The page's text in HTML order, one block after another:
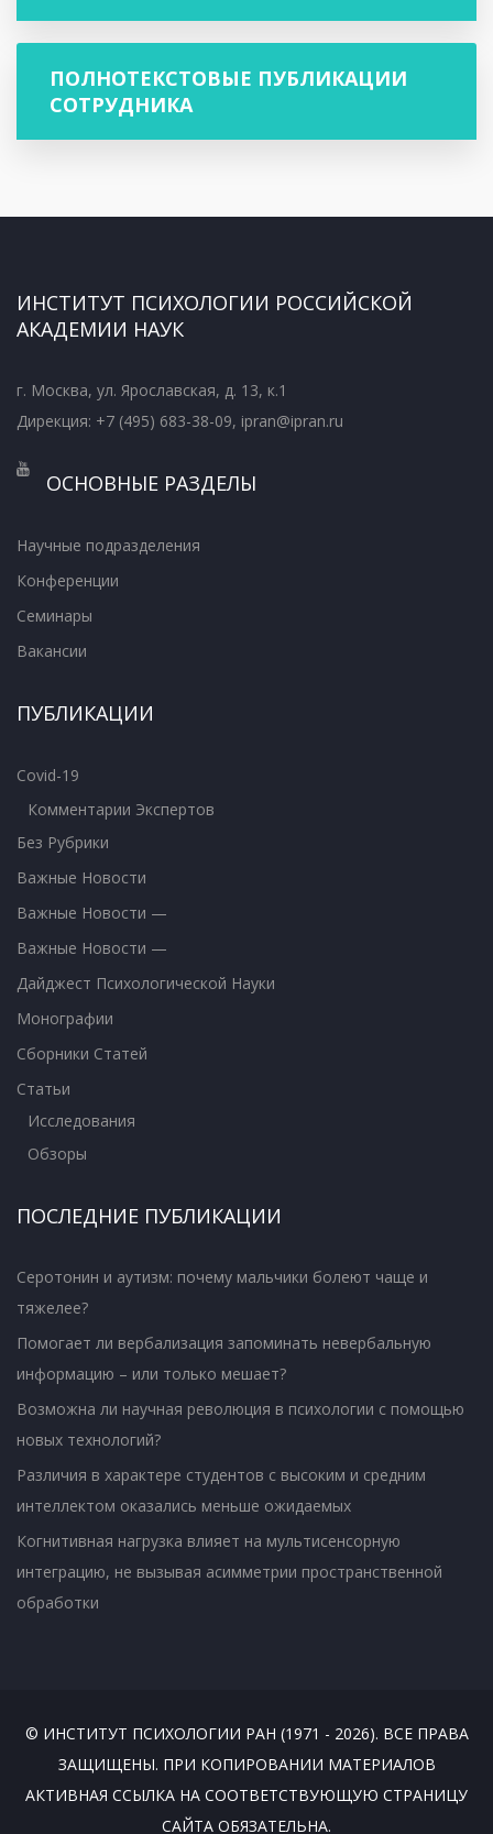
ПОЛНОТЕКСТОВЫЕ ПУБЛИКАЦИИ
СОТРУДНИКА
ИНСТИТУТ ПСИХОЛОГИИ РОССИЙСКОЙ
АКАДЕМИИ НАУК
г. Москва, ул. Ярославская, д. 13, к.1
Дирекция: +7 (495) 683-38-09, ipran@ipran.ru
ОСНОВНЫЕ РАЗДЕЛЫ
Научные подразделения
Конференции
Семинары
Вакансии
ПУБЛИКАЦИИ
Covid-19
Комментарии Экспертов
Без Рубрики
Важные Новости
Важные Новости —
Важные Новости —
Дайджест Психологической Науки
Монографии
Сборники Статей
Статьи
Исследования
Обзоры
ПОСЛЕДНИЕ ПУБЛИКАЦИИ
Серотонин и аутизм: почему мальчики болеют чаще и
тяжелее?
Помогает ли вербализация запоминать невербальную
информацию – или только мешает?
Возможна ли научная революция в психологии с помощью
новых технологий?
Различия в характере студентов с высоким и средним
интеллектом оказались меньше ожидаемых
Когнитивная нагрузка влияет на мультисенсорную
интеграцию, не вызывая асимметрии пространственной
обработки
© ИНСТИТУТ ПСИХОЛОГИИ РАН (1971 - 2026). ВСЕ ПРАВА
ЗАЩИЩЕНЫ. ПРИ КОПИРОВАНИИ МАТЕРИАЛОВ
АКТИВНАЯ ССЫЛКА НА СООТВЕТСТВУЮЩУЮ СТРАНИЦУ
САЙТА ОБЯЗАТЕЛЬНА.